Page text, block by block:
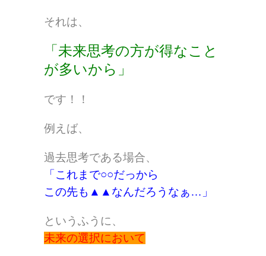
それは、
「未来思考の方が得なこと
が多いから」
です！！
例えば、
過去思考である場合、
「これまで○○だっから
この先も▲▲なんだろうなぁ…」
というふうに、
未来の選択において